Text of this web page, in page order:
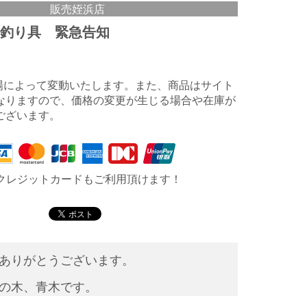
販売姪浜店
り具 緊急告知
よって変動いたします。また、商品はサイト
りますので、価格の変更が生じる場合や在庫が
います。
レジットカードもご利用頂けます！
りがとうございます。
木、青木です。